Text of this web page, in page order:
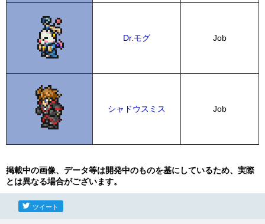
Dr.モグ Job
シャドウスミス Job
掲載中の画像、データ等は開発中のものを基にしているため、実際
とは異なる場合がございます。
ツイート